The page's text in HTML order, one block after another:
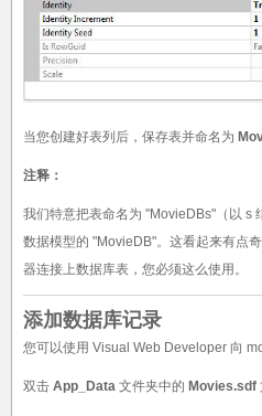
当您创建好表列后，保存表并命名为
注释：
我们特意把表命名为 "MovieDBs"（以 s
数据模型的 "MovieDB"。这看起来有点
器连接上数据库表，您必须这么使用。
添加数据库记录
您可以使用 Visual Web Developer 向
双击 App_Data 文件夹中的 Movies.sdf